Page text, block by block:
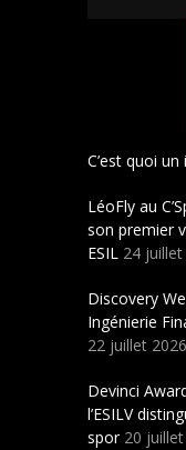
C’est quoi un
LéoFly au
son premier
ESIL 24
Discovery
Ingénierie
22 juillet 2026
Devinci
l’ESILV
spor 20